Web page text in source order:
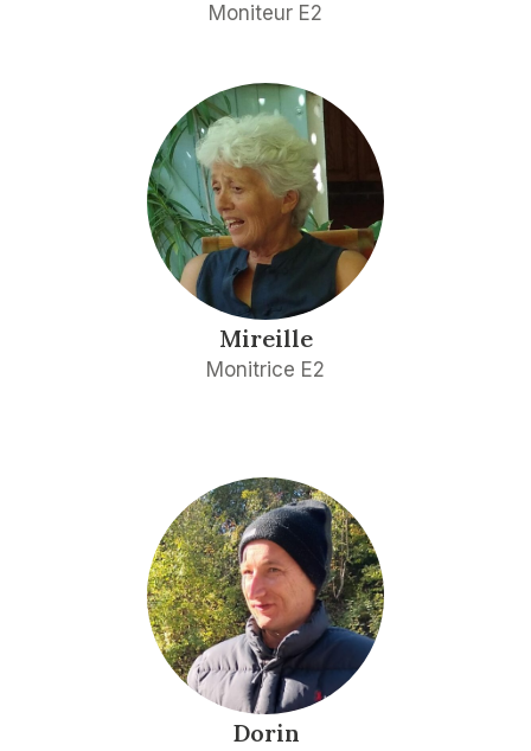
Moniteur E2
Mireille
Monitrice E2
Dorin